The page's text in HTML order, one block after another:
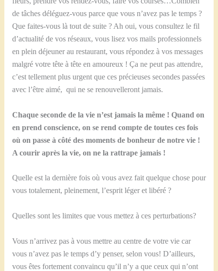
de tâches déléguez-vous parce que vous n’avez pas le temps ?
Que faites-vous là tout de suite ? Ah oui, vous consultez le fil
d’actualité de vos réseaux, vous lisez vos mails professionnels
en plein déjeuner au restaurant, vous répondez à vos messages
malgré votre tête à tête en amoureux ! Ça ne peut pas attendre,
c’est tellement plus urgent que ces précieuses secondes passées
avec l’être aimé, qui ne se renouvelleront jamais.
Chaque seconde de la vie n’est jamais la même ! Quand on
en prend conscience, on se rend compte de toutes ces fois
où on passe à côté des moments de bonheur de notre vie !
A courir après la vie, on ne la rattrape jamais !
Quelle est la dernière fois où vous avez fait quelque chose pour
vous totalement, pleinement, l’esprit léger et libéré ?
Quelles sont les limites que vous mettez à ces perturbations?
Vous n’arrivez pas à vous mettre au centre de votre vie car
vous n’avez pas le temps d’y penser, selon vous! D’ailleurs,
vous êtes fortement convaincu qu’il n’y a que ceux qui n’ont